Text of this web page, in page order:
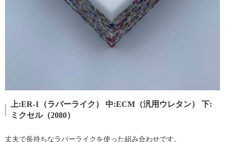
上:ER-1（ラバーライク） 中:ECM（汎用ウレタン） 下:
ミクセル（2080）
丈夫で長持ちなラバーライクを使った組み合わせです。